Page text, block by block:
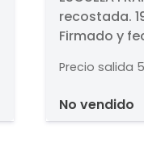
recostada.
Firmado y
Bellas Artes
Precio salida
no vendido